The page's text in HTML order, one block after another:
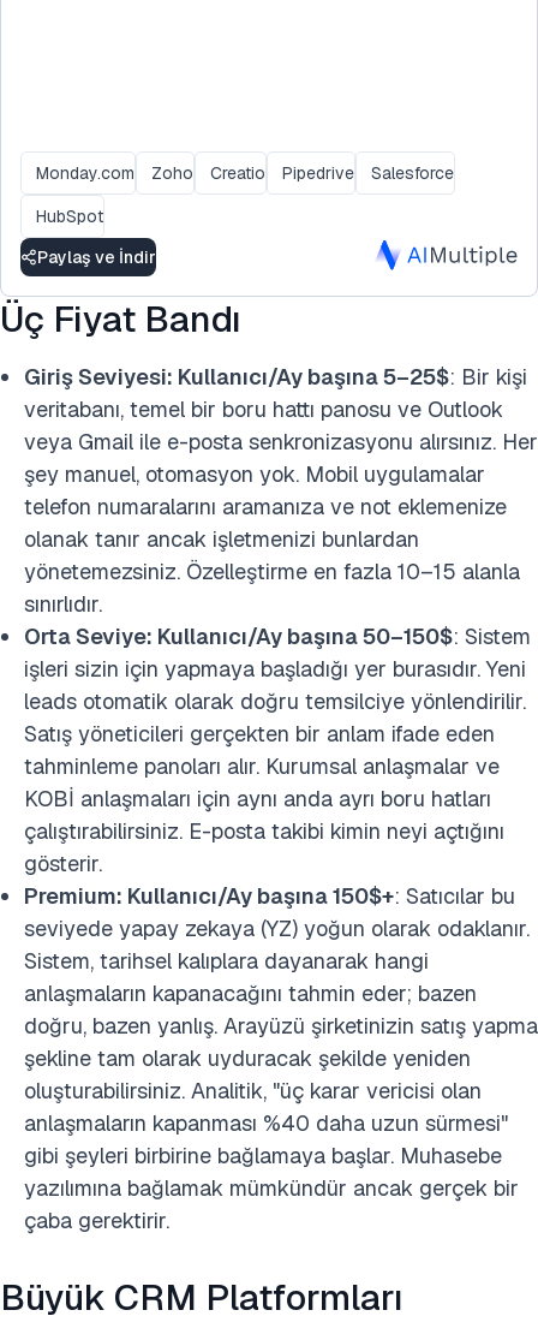
Monday.com Zoho Creatio Pipedrive
Salesforce
HubSpot
Paylaş ve İndir
Üç Fiyat Bandı
Giriş Seviyesi: Kullanıcı/Ay başına 5–25$: Bir kişi
veritabanı, temel bir boru hattı panosu ve Outlook
veya Gmail ile e-posta senkronizasyonu alırsınız. Her
şey manuel, otomasyon yok. Mobil uygulamalar
telefon numaralarını aramanıza ve not eklemenize
olanak tanır ancak işletmenizi bunlardan
yönetemezsiniz. Özelleştirme en fazla 10–15 alanla
sınırlıdır.
Orta Seviye: Kullanıcı/Ay başına 50–150$: Sistem
işleri sizin için yapmaya başladığı yer burasıdır. Yeni
leads otomatik olarak doğru temsilciye yönlendirilir.
Satış yöneticileri gerçekten bir anlam ifade eden
tahminleme panoları alır. Kurumsal anlaşmalar ve
KOBİ anlaşmaları için aynı anda ayrı boru hatları
çalıştırabilirsiniz. E-posta takibi kimin neyi açtığını
gösterir.
Premium: Kullanıcı/Ay başına 150$+: Satıcılar bu
seviyede yapay zekaya (YZ) yoğun olarak odaklanır.
Sistem, tarihsel kalıplara dayanarak hangi
anlaşmaların kapanacağını tahmin eder; bazen
doğru, bazen yanlış. Arayüzü şirketinizin satış yapma
şekline tam olarak uyduracak şekilde yeniden
oluşturabilirsiniz. Analitik, "üç karar vericisi olan
anlaşmaların kapanması %40 daha uzun sürmesi"
gibi şeyleri birbirine bağlamaya başlar. Muhasebe
yazılımına bağlamak mümkündür ancak gerçek bir
çaba gerektirir.
Büyük CRM Platformları